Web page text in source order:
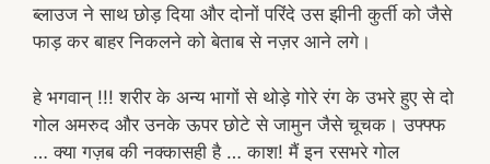
ब्लाउज ने साथ छोड़ दिया और दोनों परिंदे उस झीनी कुर्ती को जैसे
फाड़ कर बाहर निकलने को बेताब से नज़र आने लगे।
हे भगवान् !!! शरीर के अन्य भागों से थोड़े गोरे रंग के उभरे हुए से दो
गोल अमरुद और उनके ऊपर छोटे से जामुन जैसे चूचक। उफ्फ्फ
… क्या गज़ब की नक्कासही है … काश! मैं इन रसभरे गोल